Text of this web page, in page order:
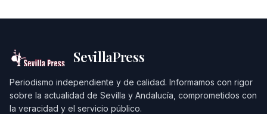
SevillaPress
Periodismo independiente y de calidad. Informamos con rigor
sobre la actualidad de Sevilla y Andalucía, comprometidos con
la veracidad y el servicio público.